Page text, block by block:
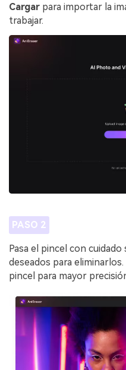
Cargar para importar la
trabajar.
PASO 2
Pasa el pincel con
deseados para
pincel para mayor